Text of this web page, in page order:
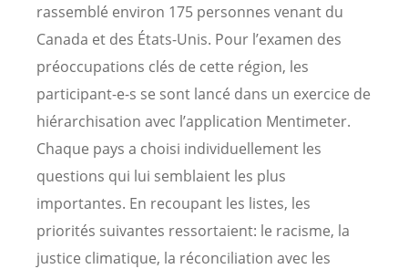
rassemblé environ 175 personnes venant du
Canada et des États-Unis. Pour l’examen des
préoccupations clés de cette région, les
participant-e-s se sont lancé dans un exercice de
hiérarchisation avec l’application Mentimeter.
Chaque pays a choisi individuellement les
questions qui lui semblaient les plus
importantes. En recoupant les listes, les
priorités suivantes ressortaient: le racisme, la
justice climatique, la réconciliation avec les